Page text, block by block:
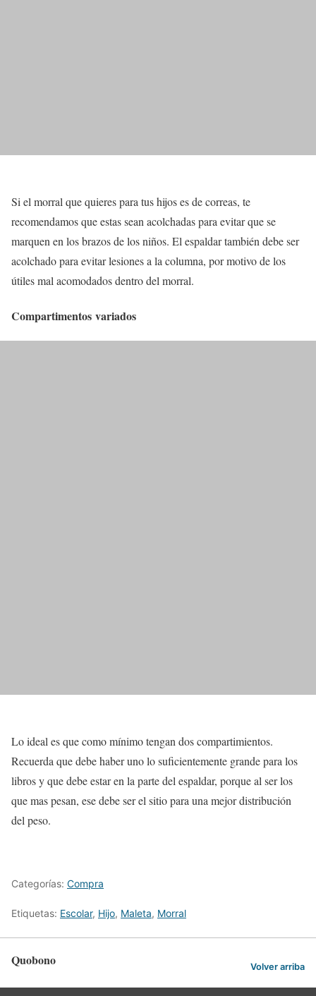
Si el morral que quieres para tus hijos es de correas, te
recomendamos que estas sean acolchadas para evitar que se
marquen en los brazos de los niños. El espaldar también debe ser
acolchado para evitar lesiones a la columna, por motivo de los
útiles mal acomodados dentro del morral.
Compartimentos variados
Lo ideal es que como mínimo tengan dos compartimientos.
Recuerda que debe haber uno lo suficientemente grande para los
libros y que debe estar en la parte del espaldar, porque al ser los
que mas pesan, ese debe ser el sitio para una mejor distribución
del peso.
Categorías: Compra
Etiquetas: Escolar, Hijo, Maleta, Morral
Quobono Volver arriba